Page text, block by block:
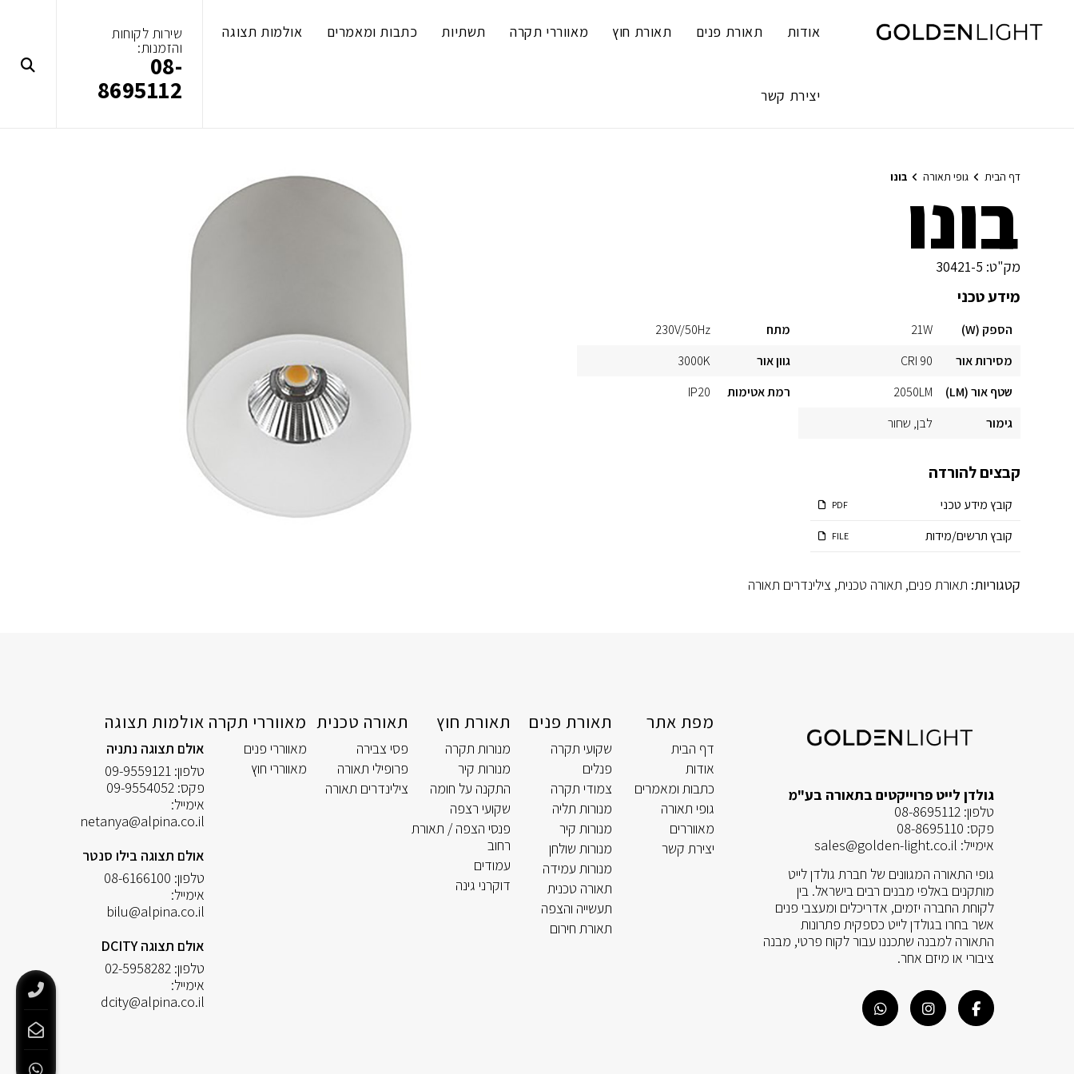
content
אודות תאורת פנים תאורת חוץ מאווררי תקרה תשתיות כתבות ומאמרים אולמות תצוגה
יצירת קשר
שירות לקוחות
והזמנות:
08-
8695112
דף הבית גופי תאורה בונו בונו
מק"ט: 30421-5
מידע טכני
הספק (W)
21W
מסירות אור
CRI 90
שטף אור (LM)
2050LM
גימור
לבן שחור
מתח
230V/50Hz
גוון אור
3000K
רמת אטימות
IP20
קבצים להורדה
קובץ מידע טכני PDF
קובץ תרשים/מידות FILE
קטגוריות: תאורת פנים, תאורה טכנית, צילינדרים תאורה
גולדן לייט פרוייקטים בתאורה בע"מ
טלפון: 08-8695112
פקס: 08-8695110
אימייל: sales@golden-light.co.il
גופי התאורה המגוונים של חברת גולדן לייט
מותקנים באלפי מבנים רבים בישראל. בין
לקוחת החברה יזמים, אדריכלים ומעצבי פנים
אשר בחרו בגולדן לייט כספקית פתרונות
התאורה למבנה שתכננו עבור לקוח פרטי, מבנה
ציבורי או מיזם אחר.
מפת אתר
דף הבית
אודות
כתבות ומאמרים
גופי תאורה
מאווררים
יצירת קשר
תאורת פנים
שקועי תקרה
פנלים
צמודי תקרה
מנורות תליה
מנורות קיר
מנורות שולחן
מנורות עמידה
תאורה טכנית
תעשייה והצפה
תאורת חירום
תאורת חוץ
מנורות תקרה
מנורות קיר
התקנה על חומה
שקועי רצפה
פנסי הצפה / תאורת
רחוב
עמודים
דוקרני גינה
תאורה טכנית
פסי צבירה
פרופילי תאורה
צילינדרים תאורה
מאווררי תקרה
מאווררי פנים
מאווררי חוץ
אולמות תצוגה
אולם תצוגה נתניה
טלפון: 09-9559121
פקס: 09-9554052
אימייל:
netanya@alpina.co.il
אולם תצוגה בילו סנטר
טלפון: 08-6166100
אימייל:
bilu@alpina.co.il
אולם תצוגה DCITY
טלפון: 02-5958282
אימייל:
dcity@alpina.co.il